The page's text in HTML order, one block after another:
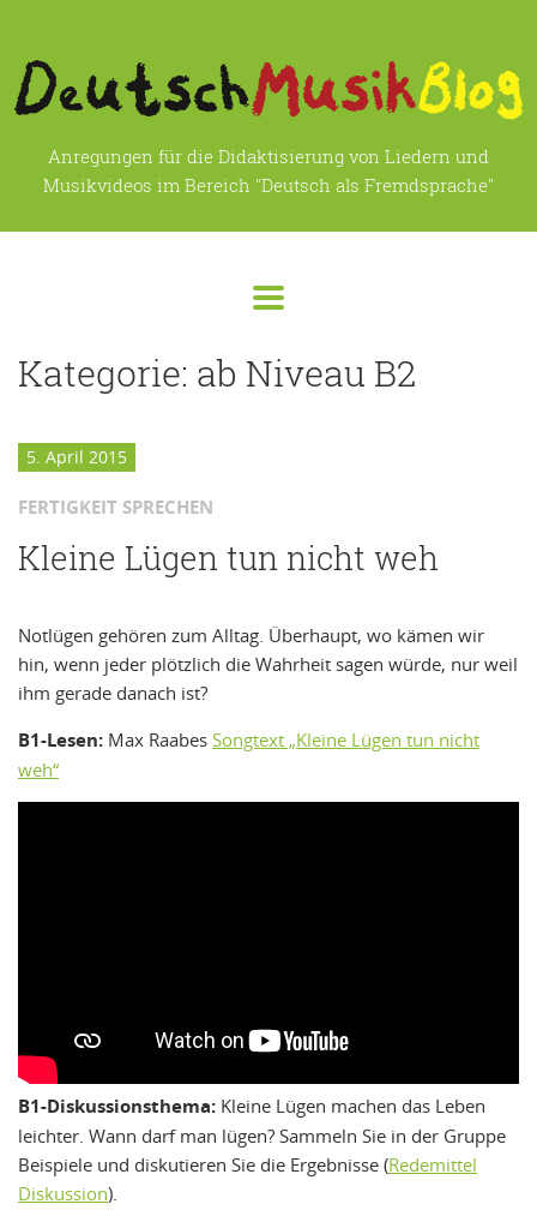
Anregungen für die Didaktisierung von Liedern und
Musikvideos im Bereich "Deutsch als Fremdsprache"
Kategorie: ab Niveau B2
5. April 2015
FERTIGKEIT SPRECHEN
Kleine Lügen tun nicht weh
Notlügen gehören zum Alltag. Überhaupt, wo kämen wir
hin, wenn jeder plötzlich die Wahrheit sagen würde, nur weil
ihm gerade danach ist?
B1-Lesen: Max Raabes Songtext „Kleine Lügen tun nicht
weh“
B1-Diskussionsthema: Kleine Lügen machen das Leben
leichter. Wann darf man lügen? Sammeln Sie in der Gruppe
Beispiele und diskutieren Sie die Ergebnisse (Redemittel
Diskussion).